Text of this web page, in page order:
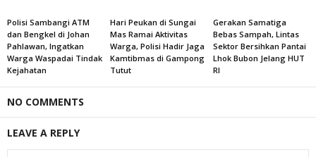
Polisi Sambangi ATM
dan Bengkel di Johan
Pahlawan, Ingatkan
Warga Waspadai Tindak
Kejahatan
Hari Peukan di Sungai
Mas Ramai Aktivitas
Warga, Polisi Hadir Jaga
Kamtibmas di Gampong
Tutut
Gerakan Samatiga
Bebas Sampah, Lintas
Sektor Bersihkan Pantai
Lhok Bubon Jelang HUT
RI
NO COMMENTS
LEAVE A REPLY